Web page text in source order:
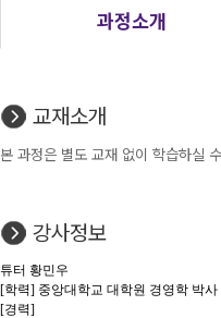
과정소개
교재소개
본 과정은 별도 교재 없이 학습하실
강사정보
튜터 황민우
[학력] 중앙대학교 대학원 경영학 박사
[경력]